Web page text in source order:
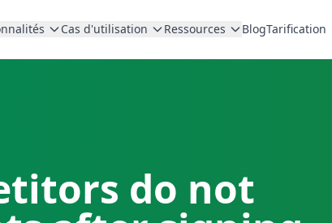
Cas d'utilisation Ressources BlogTarification
do not